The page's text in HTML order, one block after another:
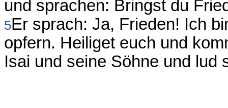
und sprachen: Bringst du
5Er sprach: Ja, Frieden! Ich
opfern. Heiliget euch und
Isai und seine Söhne und lud